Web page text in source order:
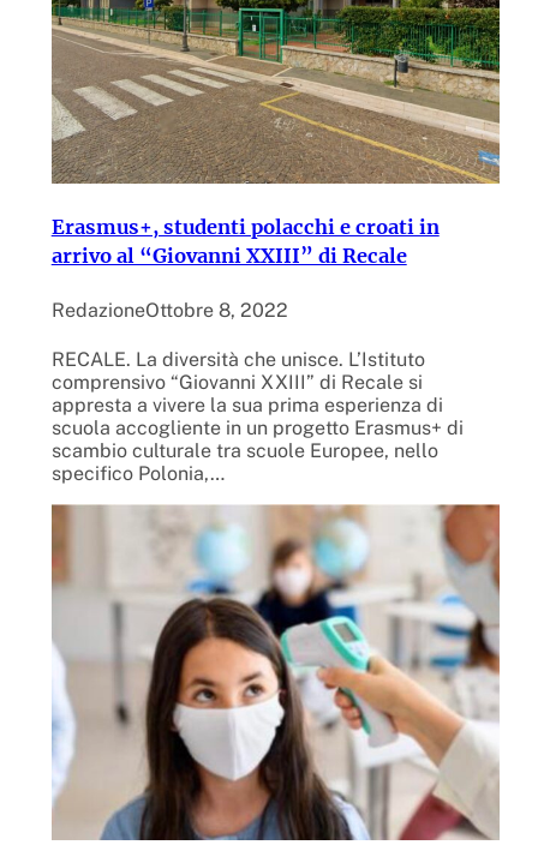
Erasmus+, studenti polacchi e croati in
arrivo al “Giovanni XXIII” di Recale
RedazioneOttobre 8, 2022
RECALE. La diversità che unisce. L’Istituto
comprensivo “Giovanni XXIII” di Recale si
appresta a vivere la sua prima esperienza di
scuola accogliente in un progetto Erasmus+ di
scambio culturale tra scuole Europee, nello
specifico Polonia,…